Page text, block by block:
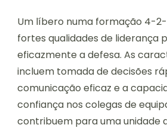
Um líbero numa formação 4-
fortes qualidades de liderança
eficazmente a defesa. As
incluem tomada de decisões
comunicação eficaz e a
confiança nos colegas de
contribuem para uma unidade